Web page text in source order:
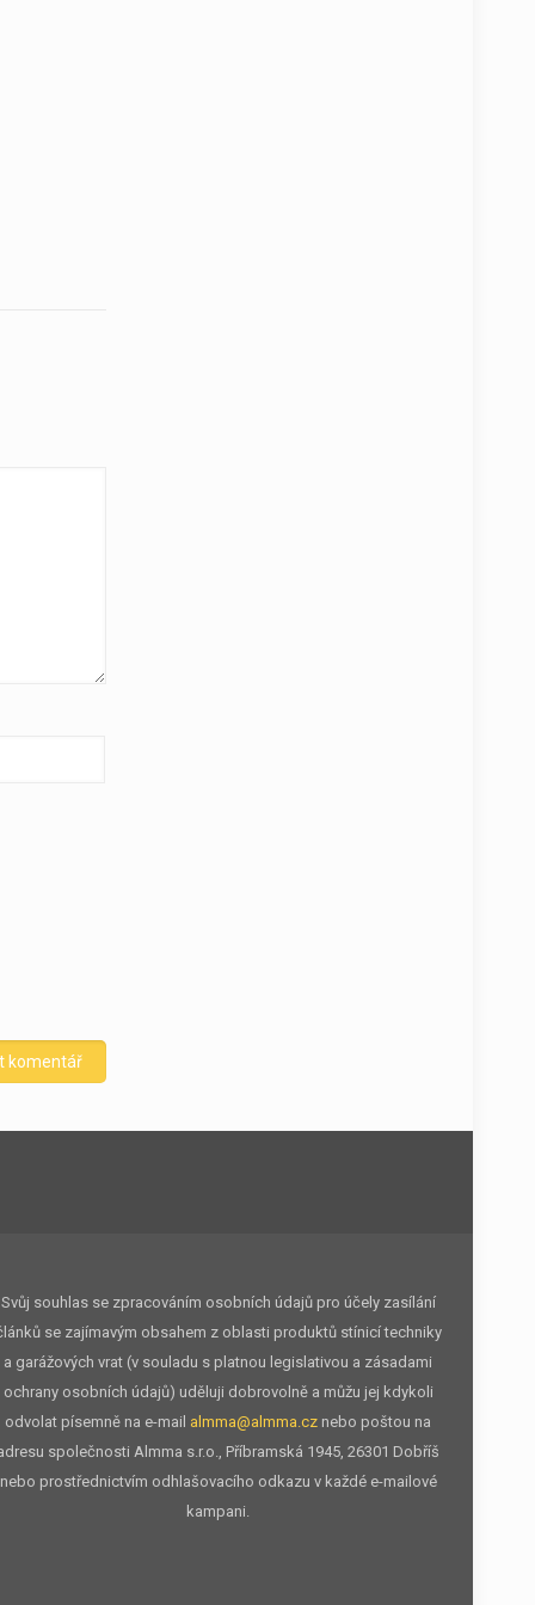
Svůj souhlas se zpracováním osobních údajů pro účely zasílání
se zajímavým obsahem z oblasti produktů stínicí techniky
a garážových vrat (v souladu s platnou legislativou a zásadami
ochrany osobních údajů) uděluji dobrovolně a můžu jej kdykoli
odvolat písemně na e-mail almma@almma.cz nebo poštou na
společnosti Almma s.r.o., Příbramská 1945, 26301 Dobříš
nebo prostřednictvím odhlašovacího odkazu v každé e-mailové
kampani.